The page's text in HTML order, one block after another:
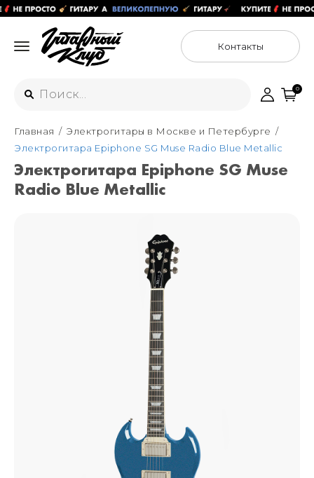
Контакты
Интернет-магазин
+7 (925) 125-54-44
Москва
+7 (925) 176-55-65
ул. Гороховая 49Б, "SENO"
+7 (925) 879-85-35
Санкт-Петербург
+7 (999) 213-51-93
0
Главная
Электрогитары в Москве и Петербурге
Электрогитара Epiphone SG Muse Radio Blue Metallic
Электрогитара Epiphone SG Muse
Radio Blue Metallic